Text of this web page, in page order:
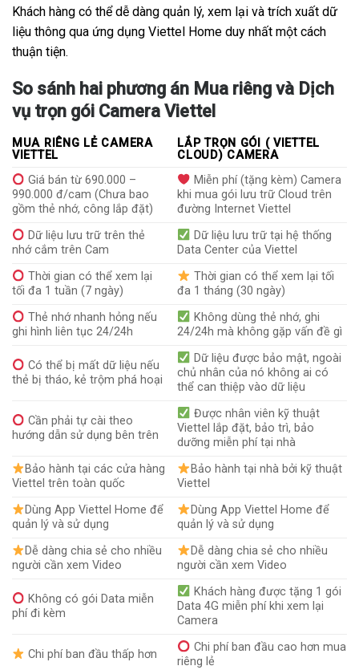
Khách hàng có thể dễ dàng quản lý, xem lại và trích xuất dữ
liệu thông qua ứng dụng Viettel Home duy nhất một cách
thuận tiện.
So sánh hai phương án Mua riêng và Dịch
vụ trọn gói Camera Viettel
MUA RIÊNG LẺ CAMERA
VIETTEL
LẮP TRỌN GÓI ( VIETTEL
CLOUD) CAMERA
Giá bán từ 690.000 –
990.000 đ/cam (Chưa bao
gồm thẻ nhớ, công lắp đặt)
Miễn phí (tặng kèm) Camera
khi mua gói lưu trữ Cloud trên
đường Internet Viettel
Dữ liệu lưu trữ trên thẻ
nhớ cắm trên Cam
Dữ liệu lưu trữ tại hệ thống
Data Center của Viettel
Thời gian có thể xem lại
tối đa 1 tuần (7 ngày)
Thời gian có thể xem lại tối
đa 1 tháng (30 ngày)
Thẻ nhớ nhanh hỏng nếu
ghi hình liên tục 24/24h
Không dùng thẻ nhớ, ghi
24/24h mà không gặp vấn đề gì
Có thể bị mất dữ liệu nếu
thẻ bị tháo, kẻ trộm phá hoại
Dữ liệu được bảo mật, ngoài
chủ nhân của nó không ai có
thể can thiệp vào dữ liệu
Cần phải tự cài theo
hướng dẫn sử dụng bên trên
Được nhân viên kỹ thuật
Viettel lắp đặt, bảo trì, bảo
dưỡng miễn phí tại nhà
Bảo hành tại các cửa hàng
Viettel trên toàn quốc
Bảo hành tại nhà bởi kỹ thuật
Viettel
Dùng App Viettel Home để
quản lý và sử dụng
Dùng App Viettel Home để
quản lý và sử dụng
Dễ dàng chia sẻ cho nhiều
người cần xem Video
Dễ dàng chia sẻ cho nhiều
người cần xem Video
Không có gói Data miễn
phí đi kèm
Khách hàng được tặng 1 gói
Data 4G miễn phí khi xem lại
Camera
Chi phí ban đầu thấp hơn
Chi phí ban đầu cao hơn mua
riêng lẻ